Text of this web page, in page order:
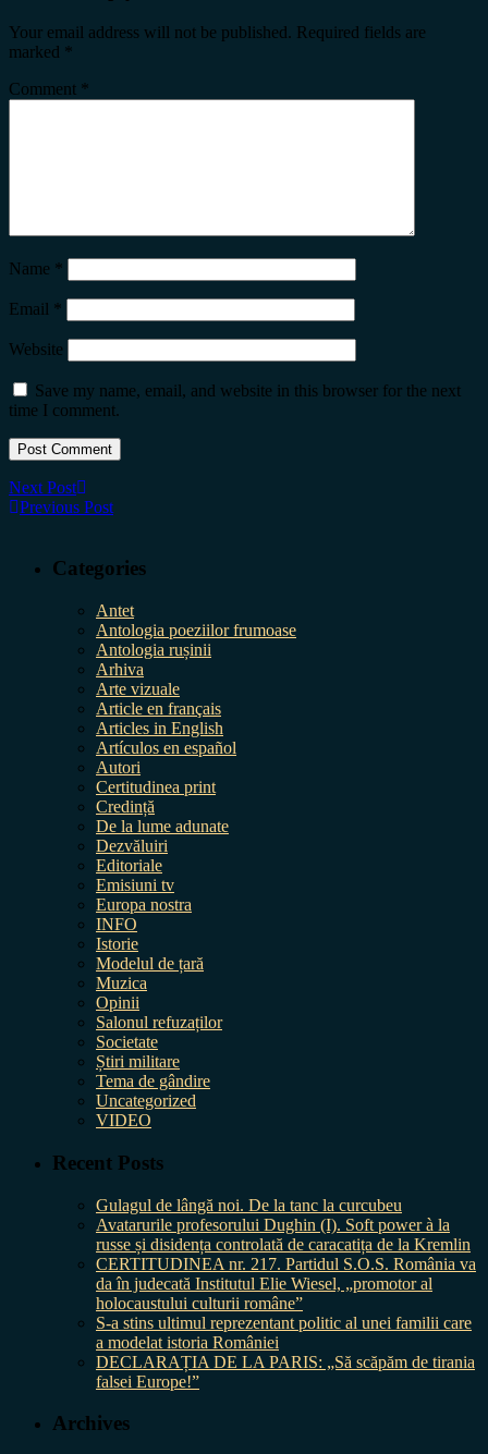
Your email address will not be published. Required fields are
marked *
Comment *
Name *
Email *
Website
Save my name, email, and website in this browser for the next
time I comment.
Next Post
Previous Post
Categories
Antet
Antologia poeziilor frumoase
Antologia rușinii
Arhiva
Arte vizuale
Article en français
Articles in English
Artículos en español
Autori
Certitudinea print
Credință
De la lume adunate
Dezvăluiri
Editoriale
Emisiuni tv
Europa nostra
INFO
Istorie
Modelul de țară
Muzica
Opinii
Salonul refuzaților
Societate
Știri militare
Tema de gândire
Uncategorized
VIDEO
Recent Posts
Gulagul de lângă noi. De la tanc la curcubeu
Avatarurile profesorului Dughin (I). Soft power à la
russe și disidența controlată de caracatița de la Kremlin
CERTITUDINEA nr. 217. Partidul S.O.S. România va
da în judecată Institutul Elie Wiesel, „promotor al
holocaustului culturii române”
S-a stins ultimul reprezentant politic al unei familii care
a modelat istoria României
DECLARAȚIA DE LA PARIS: „Să scăpăm de tirania
falsei Europe!”
Archives